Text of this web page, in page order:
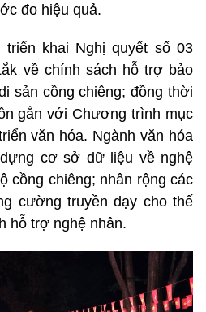
đo hiệu quả.
khai Nghị quyết số 03
về chính sách hỗ trợ bảo
sản cồng chiêng; đồng thời
gắn với Chương trình mục
văn hóa. Ngành văn hóa
cơ sở dữ liệu về nghệ
cồng chiêng; nhân rộng các
cường truyền dạy cho thế
hỗ trợ nghệ nhân.